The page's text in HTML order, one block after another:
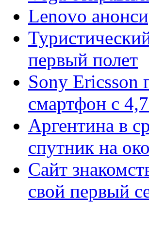
Lenovo
первый полет
Sony Ericsson
смартфон с
Аргентина в
спутник на
Сайт
свой первый